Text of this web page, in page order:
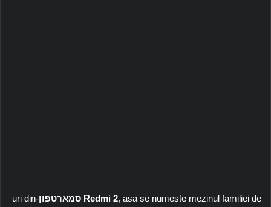
Redmi 2, asa se numeste mezinul familiei de סמארטפון -uri din